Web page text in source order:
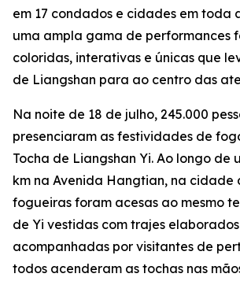
em 17 condados e cidades em toda
uma ampla gama de performances
coloridas, interativas e únicas que
de Liangshan para ao centro das
Na noite de 18 de julho, 245.000
presenciaram as festividades de
Tocha de Liangshan Yi. Ao longo de
km na Avenida Hangtian, na cidade
fogueiras foram acesas ao mesmo
de Yi vestidas com trajes
acompanhadas por visitantes de
todos acenderam as tochas nas